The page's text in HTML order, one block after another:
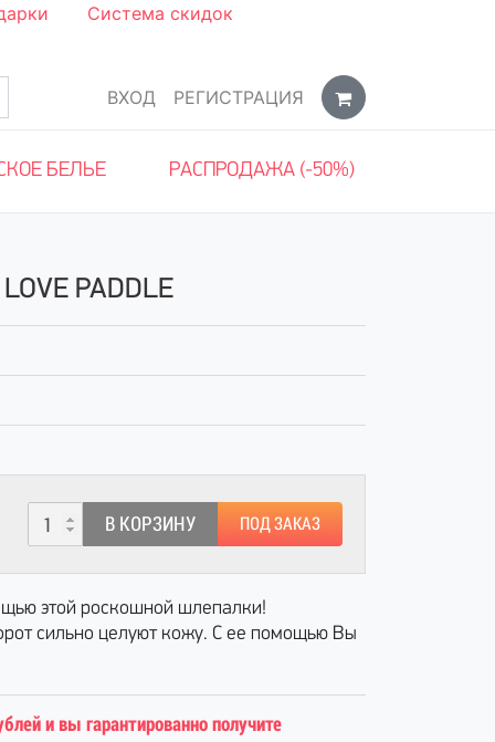
Система скидок
ВХОД РЕГИСТРАЦИЯ
БЕЛЬЕ РАСПРОДАЖА (-50%)
PADDLE
В КОРЗИНУ ПОД ЗАКАЗ
этой роскошной шлепалки!
сильно целуют кожу. С ее помощью Вы
и вы гарантированно получите